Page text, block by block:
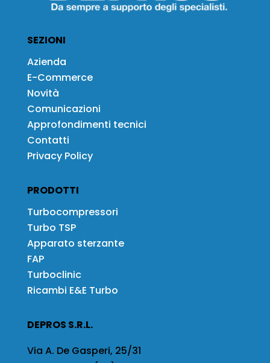
SEZIONI
Azienda
E-Commerce
Novità
Comunicazioni
Approfondimenti tecnici
Contatti
Privacy Policy
PRODOTTI
Turbocompressori
Turbo TSP
Apparato sterzante
FAP
Turboclinic
Ricambi E&E Turbo
DEPROS S.R.L.
Via A. De Gasperi, 25/31